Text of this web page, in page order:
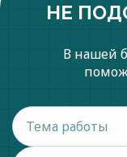
НЕ
В нашей